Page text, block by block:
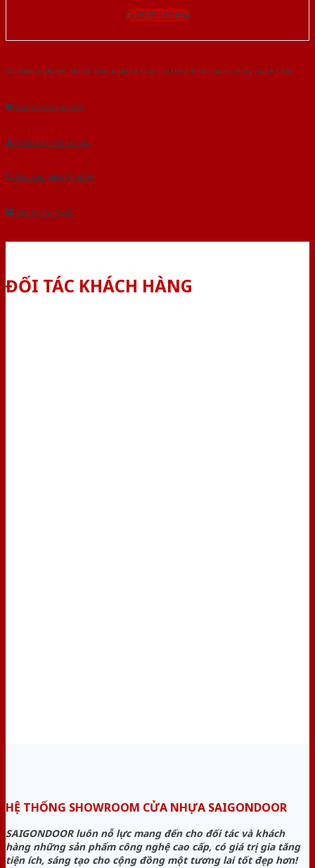
Gọi 0976.169.864
Với kinh nghiệm nhiêu năm nghiên cứu cửa theo tiêu chuẩn công nghệ Châu
Âu.Chúng tôi tự tin là nhà sản xuất & cung cấp hàng đầu tại Việt Nam!
Gửi yêu cầu tư vấn
Tải báo giá tổng hợp
Yêu cầu gọi lại (3 phút)
Dành cho đại lý
ĐỐI TÁC KHÁCH HÀNG
HỆ THỐNG SHOWROOM CỬA NHỰA SAIGONDOOR
SAIGONDOOR luôn nỗ lực mang đến cho đối tác và khách
hàng những sản phẩm công nghệ cao cấp, có giá trị gia tăng
tiện ích, sáng tạo cho cộng đồng một tương lai tốt đẹp hơn!